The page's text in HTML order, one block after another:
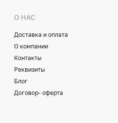
О НАС
Доставка и оплата
О компании
Контакты
Реквизиты
Блог
Договор- оферта